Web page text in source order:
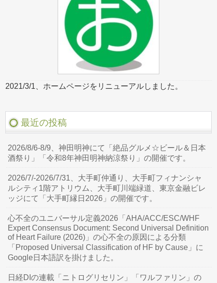
2021/3/1、ホームページをリニューアルしました。
最近の投稿
2026/8/6-8/9、神田明神にて「絶品グルメ☆ビール＆日本
酒祭り」「令和8年神田明神納涼祭り」の開催です。
2026/7/-2026/7/31、大手町仲通り、大手町フィナンシャ
ルシティ1階アトリウム、大手町川端緑道、東京金融ビレ
ッジにて「大手町縁日2026」の開催です。
心不全のユニバーサル定義2026「AHA/ACC/ESC/WHF
Expert Consensus Document: Second Universal Definition
of Heart Failure (2026)」の心不全の原因による分類
「Proposed Universal Classification of HF by Cause」に
Google日本語訳を掛けました。
日経DIの連載「ニトログリセリン」「ワルファリン」の